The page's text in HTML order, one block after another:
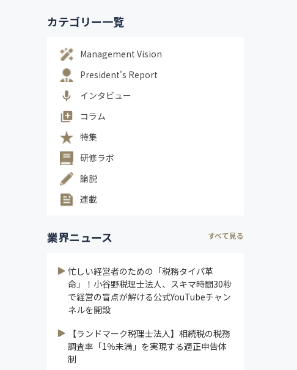
カテゴリー一覧
Management Vision
President's Report
インタビュー
コラム
特集
研修ラボ
論説
連載
業界ニュース すべて見る
忙しい経営者のための「税務タイパ革
命」！小谷野税理士法人、スキマ時間30秒
で経営の盲点が解ける公式YouTubeチャン
ネルを開設
【ランドマーク税理士法人】相続税の税務
調査率「1％未満」を実現する適正申告体
制